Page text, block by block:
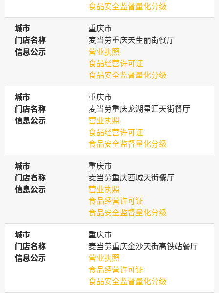
食品安全监督量化分级
城市
城市
重庆市
门店名称
门店名称
麦当劳重庆天生丽街餐厅
信息公示
信息公示
营业执照
食品经营许可证
食品安全监督量化分级
城市
城市
重庆市
门店名称
门店名称
麦当劳重庆龙湖星汇天街餐厅
信息公示
信息公示
营业执照
食品经营许可证
食品安全监督量化分级
城市
城市
重庆市
门店名称
门店名称
麦当劳重庆西城天街餐厅
信息公示
信息公示
营业执照
食品经营许可证
食品安全监督量化分级
城市
城市
重庆市
门店名称
门店名称
麦当劳重庆金沙天街高铁站餐厅
信息公示
信息公示
营业执照
食品经营许可证
食品安全监督量化分级